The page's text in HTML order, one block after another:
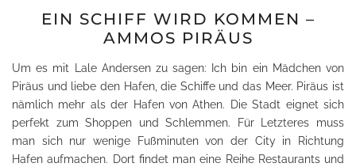
EIN SCHIFF WIRD KOMMEN –
AMMOS PIRÄUS
Um es mit Lale Andersen zu sagen: Ich bin ein Mädchen von
Piräus und liebe den Hafen, die Schiffe und das Meer. Piräus ist
nämlich mehr als der Hafen von Athen. Die Stadt eignet sich
perfekt zum Shoppen und Schlemmen. Für Letzteres muss
man sich nur wenige Fußminuten von der City in Richtung
Hafen aufmachen. Dort findet man eine Reihe Restaurants und